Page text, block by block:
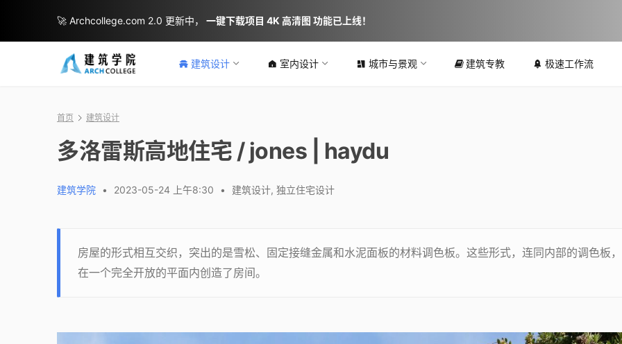
建筑设计 室内设计 城市与景观 建筑专教 极速工作流
首页 建筑设计
多洛雷斯高地住宅 / jones | haydu
建筑学院 • 2023-05-24 上午8:30 • 建筑设计, 独立住宅设计
房屋的形式相互交织，突出的是雪松、固定接缝金属和水泥面板的材料调色板。这些形式，连同内部的调色板，
在一个完全开放的平面内创造了房间。
🚀 Archcollege.com 2.0 更新中， 一键下载项目 4K 高清图 功能已上线！